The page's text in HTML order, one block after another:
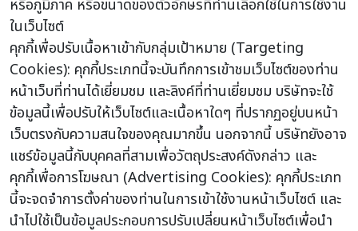
หรือภูมิภาค หรือขนาดของตัวอักษรที่ท่านเลือกใช้ในการใช้งาน
ในเว็บไซต์
คุกกี้เพื่อปรับเนื้อหาเข้ากับกลุ่มเป้าหมาย (Targeting
Cookies): คุกกี้ประเภทนี้จะบันทึกการเข้าชมเว็บไซต์ของท่าน
หน้าเว็บที่ท่านได้เยี่ยมชม และลิงค์ที่ท่านเยี่ยมชม บริษัทจะใช้
ข้อมูลนี้เพื่อปรับให้เว็บไซต์และเนื้อหาใดๆ ที่ปรากฏอยู่บนหน้า
เว็บตรงกับความสนใจของคุณมากขึ้น นอกจากนี้ บริษัทยังอาจ
แชร์ข้อมูลนี้กับบุคคลที่สามเพื่อวัตถุประสงค์ดังกล่าว และ
คุกกี้เพื่อการโฆษณา (Advertising Cookies): คุกกี้ประเภท
นี้จะจดจำการตั้งค่าของท่านในการเข้าใช้งานหน้าเว็บไซต์ และ
นำไปใช้เป็นข้อมูลประกอบการปรับเปลี่ยนหน้าเว็บไซต์เพื่อนำ